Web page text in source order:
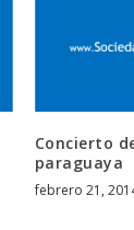
Concierto
paraguaya
febrero 21,